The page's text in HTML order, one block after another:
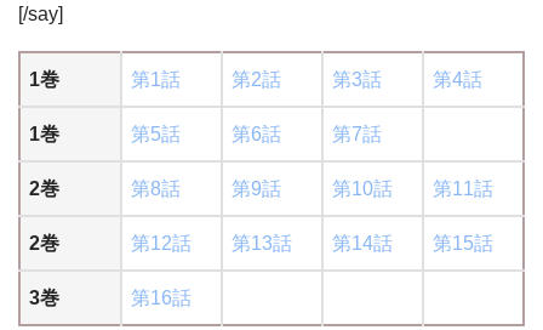
[/say]
1巻 第1話 第2話 第3話 第4話
1巻 第5話 第6話 第7話
2巻 第8話 第9話 第10話 第11話
2巻 第12話 第13話 第14話 第15話
3巻 第16話